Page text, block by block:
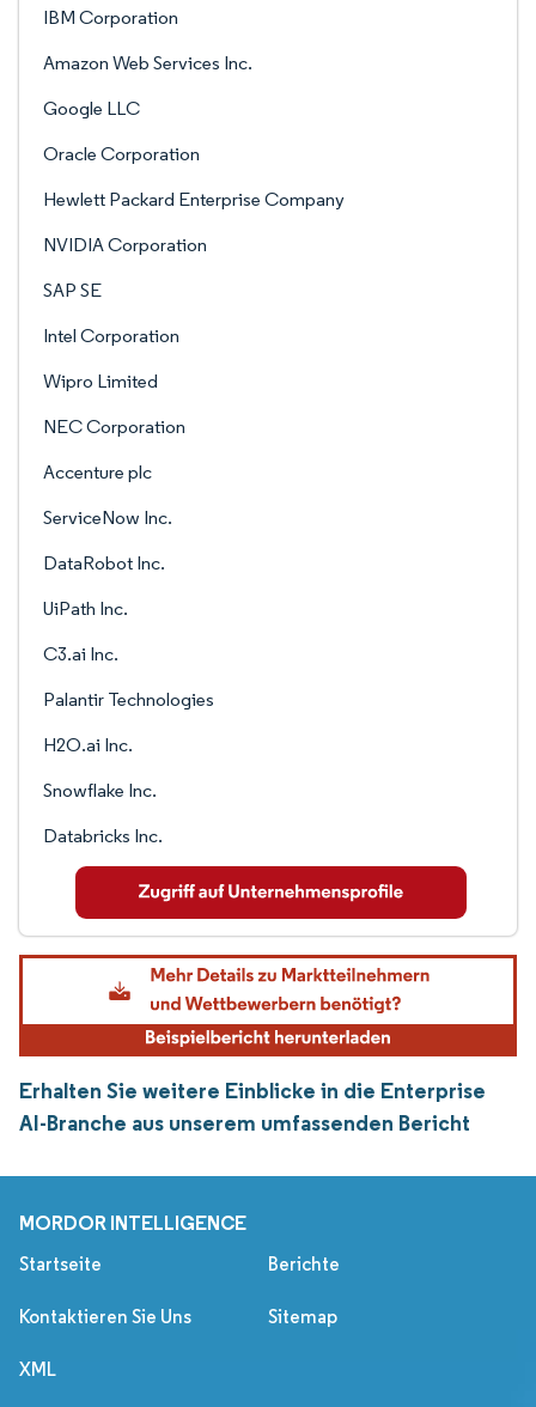
IBM Corporation
Amazon Web Services Inc.
Google LLC
Oracle Corporation
Hewlett Packard Enterprise Company
NVIDIA Corporation
SAP SE
Intel Corporation
Wipro Limited
NEC Corporation
Accenture plc
ServiceNow Inc.
DataRobot Inc.
UiPath Inc.
C3.ai Inc.
Palantir Technologies
H2O.ai Inc.
Snowflake Inc.
Databricks Inc.
Erhalten Sie weitere Einblicke in die Enterprise
AI-Branche aus unserem umfassenden Bericht
MORDOR INTELLIGENCE
Startseite Berichte
Kontaktieren Sie Uns Sitemap
XML